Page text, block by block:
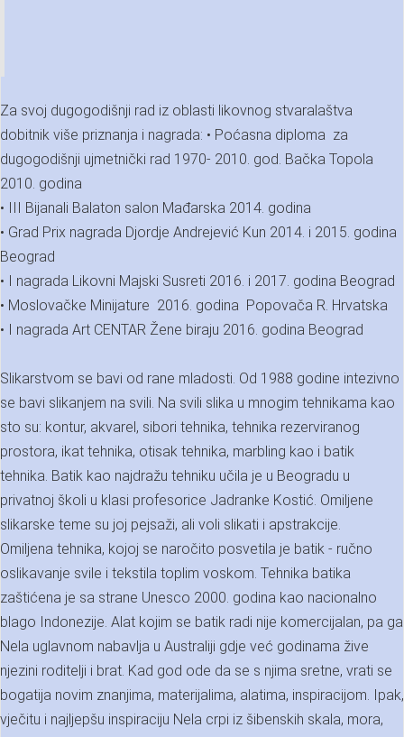
Za svoj dugogodišnji rad iz oblasti likovnog stvaralaštva
dobitnik više priznanja i nagrada: • Poćasna diploma za
dugogodišnji ujmetnički rad 1970- 2010. god. Bačka Topola
2010. godina
• III Bijanali Balaton salon Mađarska 2014. godina
• Grad Prix nagrada Djordje Andrejević Kun 2014. i 2015. godina
Beograd
• I nagrada Likovni Majski Susreti 2016. i 2017. godina Beograd
• Moslovačke Minijature 2016. godina Popovača R. Hrvatska
• I nagrada Art CENTAR Žene biraju 2016. godina Beograd
Slikarstvom se bavi od rane mladosti. Od 1988 godine intezivno
se bavi slikanjem na svili. Na svili slika u mnogim tehnikama kao
sto su: kontur, akvarel, sibori tehnika, tehnika rezerviranog
prostora, ikat tehnika, otisak tehnika, marbling kao i batik
tehnika. Batik kao najdražu tehniku učila je u Beogradu u
privatnoj školi u klasi profesorice Jadranke Kostić. Omiljene
slikarske teme su joj pejsaži, ali voli slikati i apstrakcije.
Omiljena tehnika, kojoj se naročito posvetila je batik - ručno
oslikavanje svile i tekstila toplim voskom. Tehnika batika
zaštićena je sa strane Unesco 2000. godina kao nacionalno
blago Indonezije. Alat kojim se batik radi nije komercijalan, pa ga
Nela uglavnom nabavlja u Australiji gdje već godinama žive
njezini roditelji i brat. Kad god ode da se s njima sretne, vrati se
bogatija novim znanjima, materijalima, alatima, inspiracijom. Ipak,
vječitu i najljepšu inspiraciju Nela crpi iz šibenskih skala, mora,